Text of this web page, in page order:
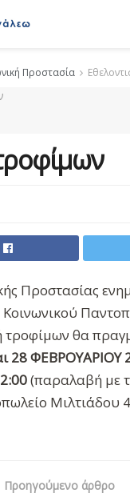
Προστασία
Προστασίας
τροφίμων θα
28 ΦΕΒΡΟΥΑΡΙΟΥ
(παραλαβή με
Μιλτιάδου
Προηγούμενο άρθρο